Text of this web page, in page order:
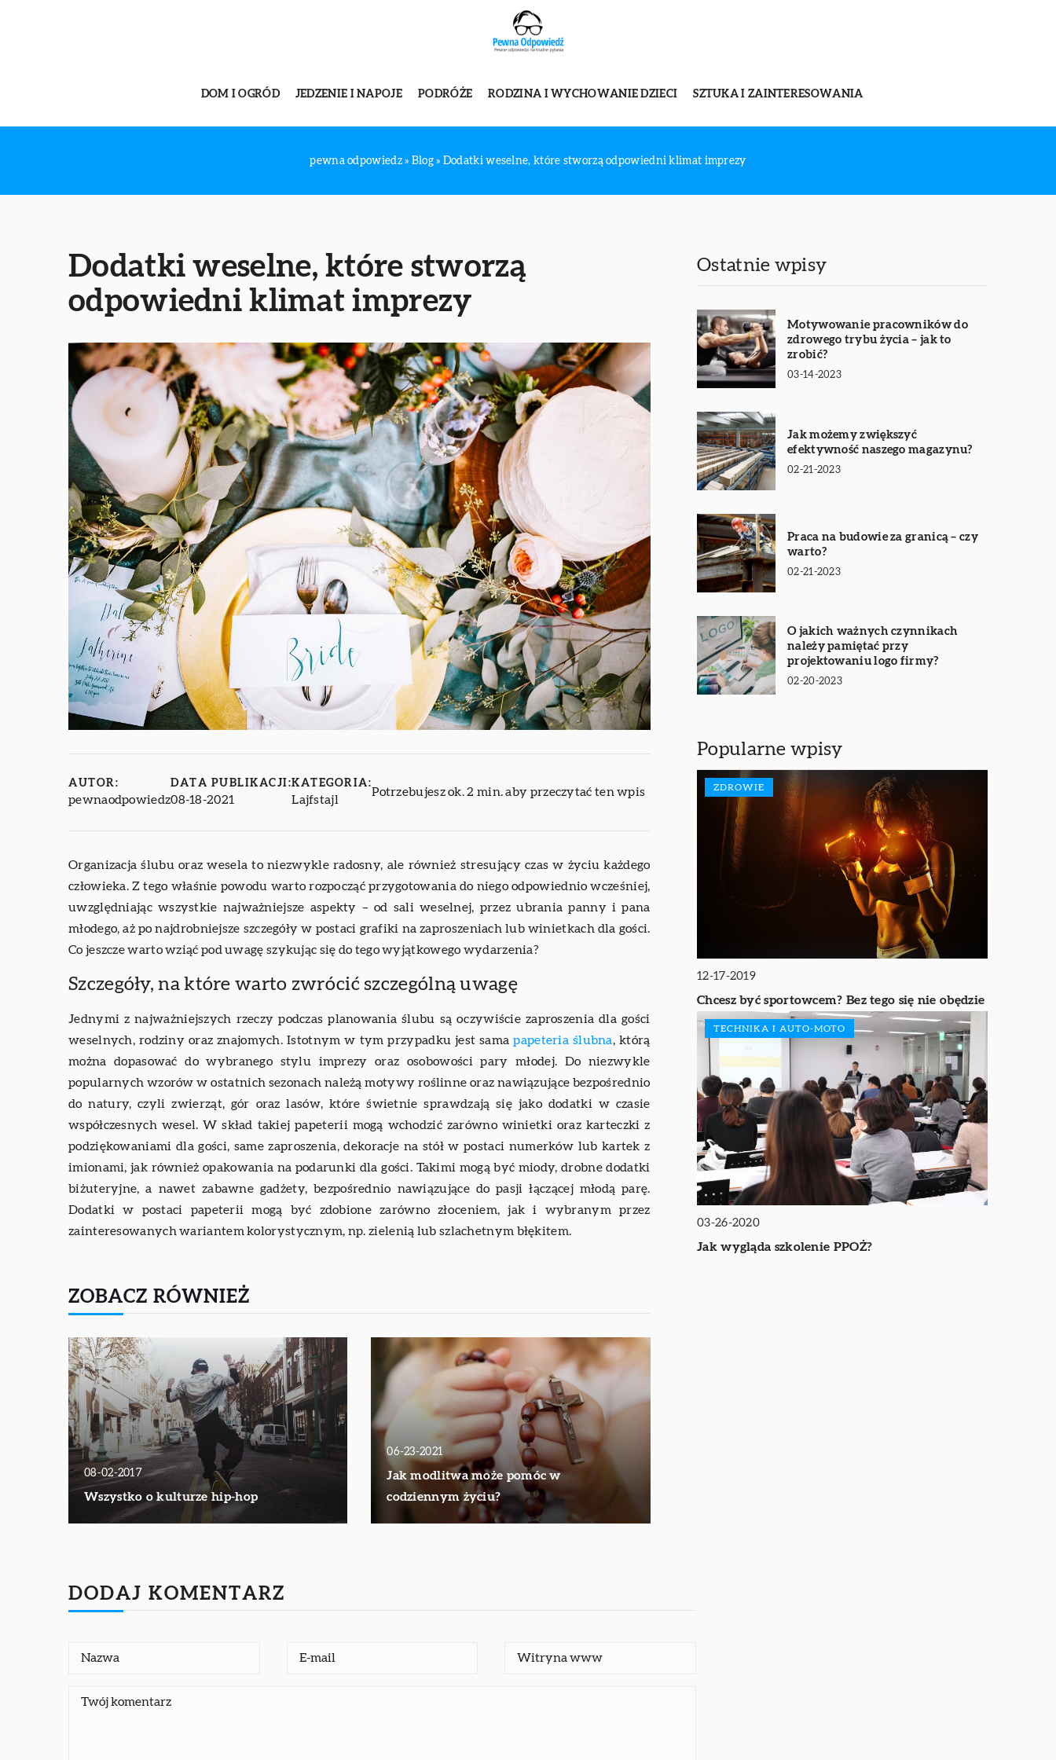
DOM I OGRÓD JEDZENIE I NAPOJE PODRÓŻE RODZINA I WYCHOWANIE DZIECI SZTUKA I ZAINTERESOWANIA
pewna odpowiedz» Blog» Dodatki weselne, które stworzą odpowiedni klimat imprezy
Dodatki weselne, które stworzą
odpowiedni klimat imprezy
AUTOR:
pewnaodpowiedz
DATA PUBLIKACJI:
08-18-2021
KATEGORIA:
Lajfstajl
Potrzebujesz ok. 2 min. aby przeczytać ten wpis
Organizacja ślubu oraz wesela to niezwykle radosny, ale również stresujący czas w życiu każdego
człowieka. Z tego właśnie powodu warto rozpocząć przygotowania do niego odpowiednio wcześniej,
uwzględniając wszystkie najważniejsze aspekty – od sali weselnej, przez ubrania panny i pana
młodego, aż po najdrobniejsze szczegóły w postaci grafiki na zaproszeniach lub winietkach dla gości.
Co jeszcze warto wziąć pod uwagę szykując się do tego wyjątkowego wydarzenia?
Szczegóły, na które warto zwrócić szczególną uwagę
Jednymi z najważniejszych rzeczy podczas planowania ślubu są oczywiście zaproszenia dla gości
weselnych, rodziny oraz znajomych. Istotnym w tym przypadku jest samapapeteria ślubna, którą
można dopasować do wybranego stylu imprezy oraz osobowości pary młodej. Do niezwykle
popularnych wzorów w ostatnich sezonach należą motywy roślinne oraz nawiązujące bezpośrednio
do natury, czyli zwierząt, gór oraz lasów, które świetnie sprawdzają się jako dodatki w czasie
współczesnych wesel. W skład takiej papeterii mogą wchodzić zarówno winietki oraz karteczki z
podziękowaniami dla gości, same zaproszenia, dekoracje na stół w postaci numerków lub kartek z
imionami, jak również opakowania na podarunki dla gości. Takimi mogą być miody, drobne dodatki
biżuteryjne, a nawet zabawne gadżety, bezpośrednio nawiązujące do pasji łączącej młodą parę.
Dodatki w postaci papeterii mogą być zdobione zarówno złoceniem, jak i wybranym przez
zainteresowanych wariantem kolorystycznym, np. zielenią lub szlachetnym błękitem.
ZOBACZ RÓWNIEŻ
08-02-2017
Wszystko o kulturze hip-hop
06-23-2021
Jak modlitwa może pomóc w
codziennym życiu?
Ostatnie wpisy
Motywowanie pracowników do
zdrowego trybu życia – jak to
zrobić?
03-14-2023
Jak możemy zwiększyć
efektywność naszego magazynu?
02-21-2023
Praca na budowie za granicą – czy
warto?
02-21-2023
O jakich ważnych czynnikach
należy pamiętać przy
projektowaniu logo firmy?
02-20-2023
Popularne wpisy
ZDROWIE
12-17-2019
Chcesz być sportowcem? Bez tego się nie obędzie
TECHNIKA I AUTO-MOTO
03-26-2020
Jak wygląda szkolenie PPOŻ?
DODAJ KOMENTARZ